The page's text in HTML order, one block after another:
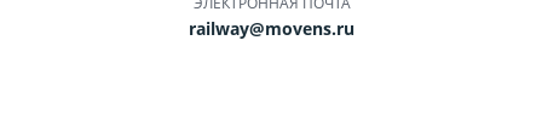
railway@movens.ru